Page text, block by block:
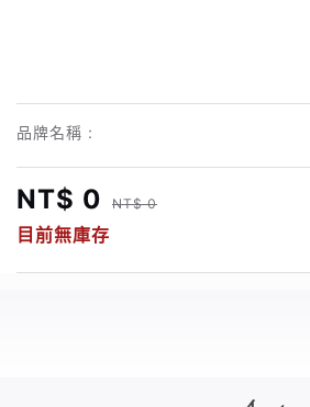
品牌名稱 :
NT$ 0 NT$ 0
目前無庫存